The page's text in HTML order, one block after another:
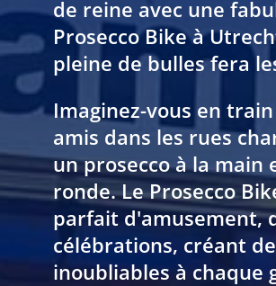
de reine avec une
Prosecco Bike à
pleine de bulles fera
Imaginez-vous en
amis dans les rues
un prosecco à la main
ronde. Le Prosecco
parfait d'amusement,
célébrations, créant
inoubliables à chaque